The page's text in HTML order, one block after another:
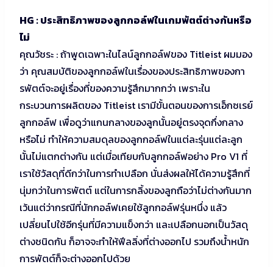
HG : ประสิทธิภาพของลูกกอล์ฟในเกมพัตต์ต่างกันหรือ
ไม่
คุณวัชระ : ถ้าพูดเฉพาะในไลน์ลูกกอล์ฟของ Titleist ผมมอง
ว่า คุณสมบัติของลูกกอล์ฟในเรื่องของประสิทธิภาพของกา
รพัตต์จะอยู่เรื่องที่ของความรู้สึกมากกว่า เพราะใน
กระบวนการผลิตของ Titleist เรามีขั้นตอนของการเอ็กซเรย์
ลูกกอล์ฟ เพื่อดูว่าแกนกลางของลูกนั้นอยู่ตรงจุดกึ่งกลาง
หรือไม่ ทำให้ความสมดุลของลูกกอล์ฟในแต่ละรุ่นแต่ละลูก
นั้นไม่แตกต่างกัน แต่เมื่อเทียบกับลูกกอล์ฟอย่าง Pro V1 ที่
เราใช้วัสดุที่ดีกว่าในการทำเปลือก นั่นส่งผลให้ได้ความรู้สึกที่
นุ่มกว่าในการพัตต์ แต่ในการกลิ้งของลูกถือว่าไม่ต่างกันมาก
เว้นแต่ว่ากรณีที่นักกอล์ฟเคยใช้ลูกกอล์ฟรุ่นหนึ่ง แล้ว
เปลี่ยนไปใช้อีกรุ่นที่มีความแข็งกว่า และเปลือกนอกเป็นวัสดุ
ต่างชนิดกัน ก็อาจจะทำให้ฟีลลิ่งที่ต่างออกไป รวมถึงน้ำหนัก
การพัตต์ก็จะต่างออกไปด้วย